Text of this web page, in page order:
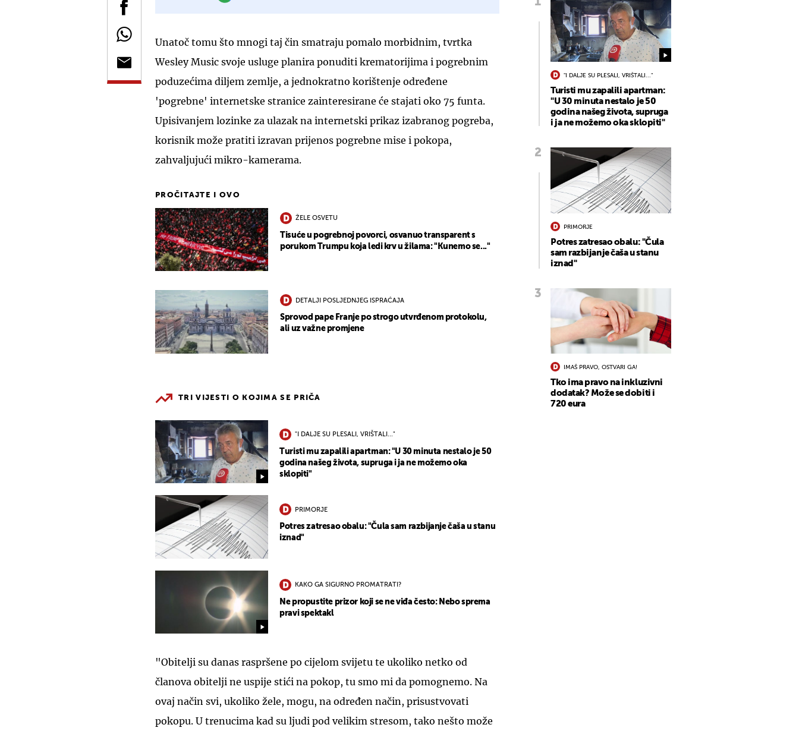
Unatoč tomu što mnogi taj čin smatraju pomalo morbidnim, tvrtka
Wesley Music svoje usluge planira ponuditi krematorijima i pogrebnim
poduzećima diljem zemlje, a jednokratno korištenje određene
'pogrebne' internetske stranice zainteresirane će stajati oko 75 funta.
Upisivanjem lozinke za ulazak na internetski prikaz izabranog pogreba,
korisnik može pratiti izravan prijenos pogrebne mise i pokopa,
zahvaljujući mikro-kamerama.
PROČITAJTE I OVO
ŽELE OSVETU
Tisuće u pogrebnoj povorci, osvanuo transparent s
porukom Trumpu koja ledi krv u žilama: "Kunemo se..."
DETALJI POSLJEDNJEG ISPRAĆAJA
Sprovod pape Franje po strogo utvrđenom protokolu,
ali uz važne promjene
TRI VIJESTI O KOJIMA SE PRIČA
"I DALJE SU PLESALI, VRIŠTALI..."
Turisti mu zapalili apartman: "U 30 minuta nestalo je 50
godina našeg života, supruga i ja ne možemo oka
sklopiti"
PRIMORJE
Potres zatresao obalu: "Čula sam razbijanje čaša u stanu
iznad"
KAKO GA SIGURNO PROMATRATI?
Ne propustite prizor koji se ne viđa često: Nebo sprema
pravi spektakl
"Obitelji su danas raspršene po cijelom svijetu te ukoliko netko od
članova obitelji ne uspije stići na pokop, tu smo mi da pomognemo. Na
ovaj način svi, ukoliko žele, mogu, na određen način, prisustvovati
pokopu. U trenucima kad su ljudi pod velikim stresom, tako nešto može
"I DALJE SU PLESALI, VRIŠTALI..."
Turisti mu zapalili apartman:
"U 30 minuta nestalo je 50
godina našeg života, supruga
i ja ne možemo oka sklopiti"
PRIMORJE
Potres zatresao obalu: "Čula
sam razbijanje čaša u stanu
iznad"
IMAŠ PRAVO, OSTVARI GA!
Tko ima pravo na inkluzivni
dodatak? Može se dobiti i
720 eura